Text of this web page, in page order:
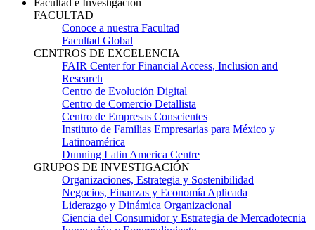
Facultad e Investigación
FACULTAD
Conoce a nuestra Facultad
Facultad Global
CENTROS DE EXCELENCIA
FAIR Center for Financial Access, Inclusion and
Research
Centro de Evolución Digital
Centro de Comercio Detallista
Centro de Empresas Conscientes
Instituto de Familias Empresarias para México y
Latinoamérica
Dunning Latin America Centre
GRUPOS DE INVESTIGACIÓN
Organizaciones, Estrategia y Sostenibilidad
Negocios, Finanzas y Economía Aplicada
Liderazgo y Dinámica Organizacional
Ciencia del Consumidor y Estrategia de Mercadotecnia